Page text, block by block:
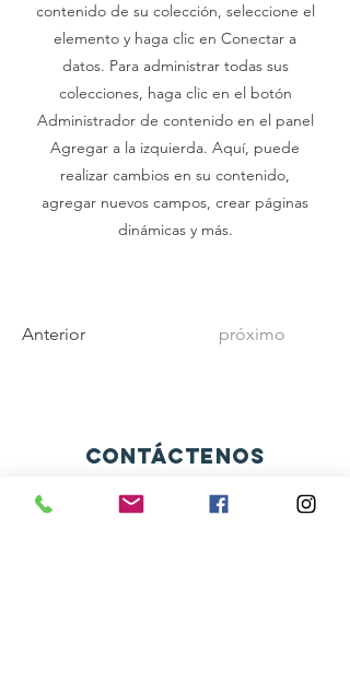
contenido de su colección, seleccione el
elemento y haga clic en Conectar a
datos. Para administrar todas sus
colecciones, haga clic en el botón
Administrador de contenido en el panel
Agregar a la izquierda. Aquí, puede
realizar cambios en su contenido,
agregar nuevos campos, crear páginas
dinámicas y más.
Anterior próximo
Contáctenos
Av. Bernardino de Campos, 98